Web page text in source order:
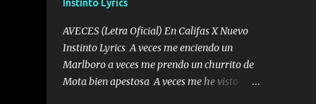
Instinto Lyrics
AVECES (Letra Oficial) En Califas X Nuevo
Instinto Lyrics A veces me enciendo un
Marlboro a veces me prendo un churrito de
Mota bien apestosa A veces me he visto